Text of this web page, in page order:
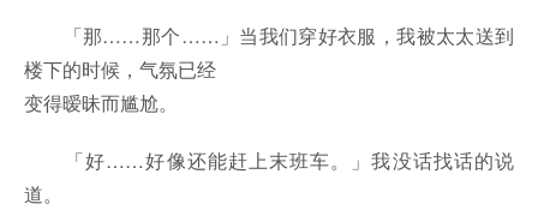
「那……那个……」当我们穿好衣服，我被太太送到
楼下的时候，气氛已经
变得暧昧而尴尬。
「好……好像还能赶上末班车。」我没话找话的说
道。